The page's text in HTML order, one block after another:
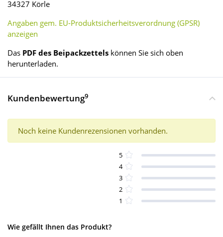
34327 Körle
Angaben gem. EU-Produktsicherheitsverordnung (GPSR)
anzeigen
Das PDF des Beipackzettels können Sie sich oben
herunterladen.
Kundenbewertung9
Noch keine Kundenrezensionen vorhanden.
5
4
3
2
1
Wie gefällt Ihnen das Produkt?